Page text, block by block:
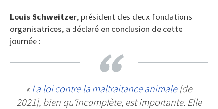
Louis Schweitzer, président des deux fondations
organisatrices, a déclaré en conclusion de cette
journée :
« La loi contre la maltraitance animale[de
2021], bien qu’incomplète, est importante. Elle